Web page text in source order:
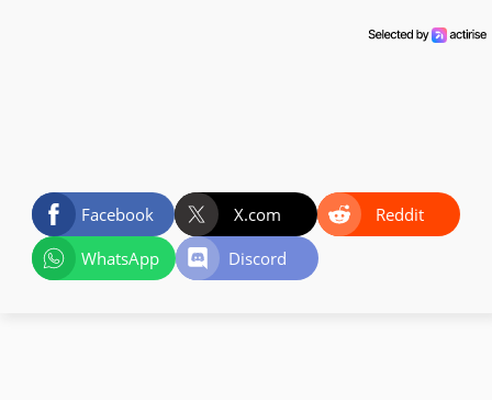
Facebook X.com
Reddit
WhatsApp
Discord